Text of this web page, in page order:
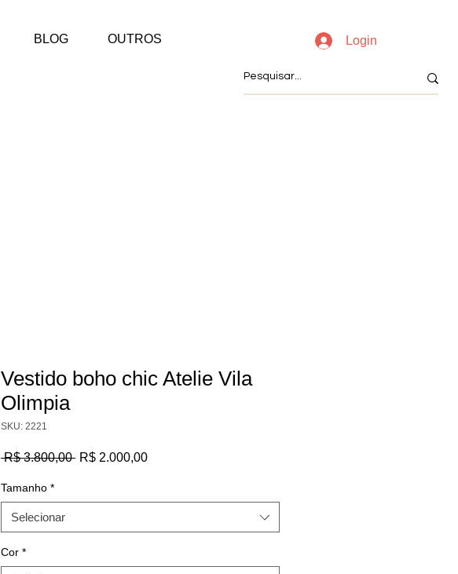
BLOG OUTROS Login
Vestido boho chic Atelie Vila
Olimpia
SKU: 2221
R$ 3.800,00 Preço
R$ 2.000,00Preço
Tamanho *
Selecionar
Cor *